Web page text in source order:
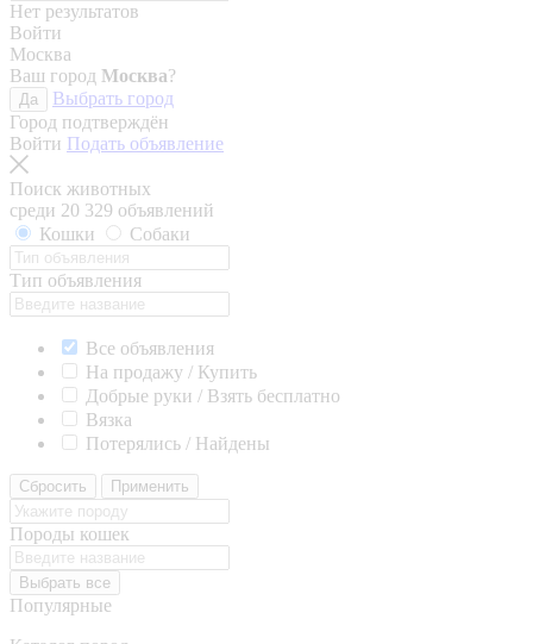
Нет результатов
Войти
Москва
Ваш город Москва?
Да
Выбрать город
Город подтверждён
Войти Подать объявление
Поиск животных
среди 20 329 объявлений
Кошки
Собаки
Тип объявления
Все объявления
На продажу / Купить
Добрые руки / Взять бесплатно
Вязка
Потерялись / Найдены
Сбросить Применить
Породы кошек
Выбрать все
Популярные